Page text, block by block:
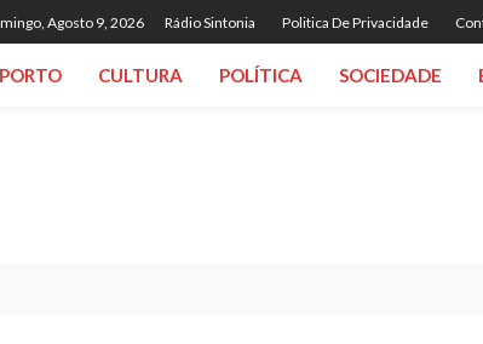
Agosto 9, 2026 Rádio Sintonia Politica De Privacidade
CULTURA POLÍTICA SOCIEDADE